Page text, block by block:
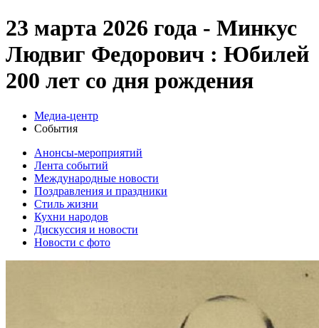
23 марта 2026 года - Минкус
Людвиг Федорович : Юбилей
200 лет со дня рождения
Медиа-центр
События
Анонсы-мероприятий
Лента событий
Международные новости
Поздравления и праздники
Cтиль жизни
Кухни народов
Дискуссия и новости
Новости с фото